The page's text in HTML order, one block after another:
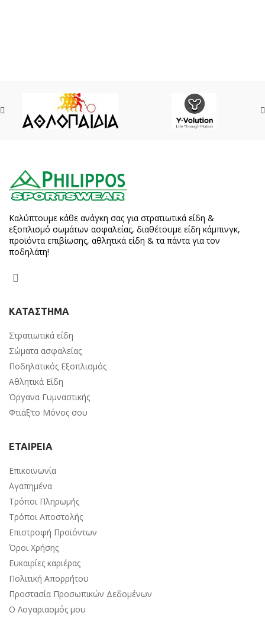
Καλύπτουμε κάθε ανάγκη σας για στρατιωτικά είδη &
εξοπλισμό σωμάτων ασφαλείας, διαθέτουμε είδη κάμπινγκ,
προϊόντα επιβίωσης, αθλητικά είδη & τα πάντα για τον
ποδηλάτη!
ΚΑΤΑΣΤΗΜΑ
Στρατιωτικά είδη
Σώματα ασφαλείας
Ποδηλατικός Εξοπλισμός
Αθλητικά Είδη
Όργανα Γυμναστικής
Φτιάξ’το Μόνος σου
ΕΤΑΙΡΕΙΑ
Επικοινωνία
Αγαπημένα
Τρόποι Πληρωμής
Τρόποι Αποστολής
Επιστροφή Προϊόντων
Όροι Χρήσης
Ευκαιρίες καριέρας
Πολιτική Απορρήτου
Προστασία Προσωπικών Δεδομένων
Ο Λογαριασμός μου